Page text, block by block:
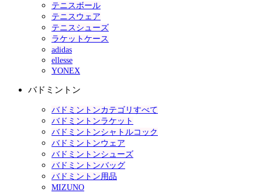
テニスボール
テニスウェア
テニスシューズ
ラケットケース
adidas
ellesse
YONEX
バドミントン
バドミントンカテゴリすべて
バドミントンラケット
バドミントンシャトルコック
バドミントンウェア
バドミントンシューズ
バドミントンバッグ
バドミントン用品
MIZUNO